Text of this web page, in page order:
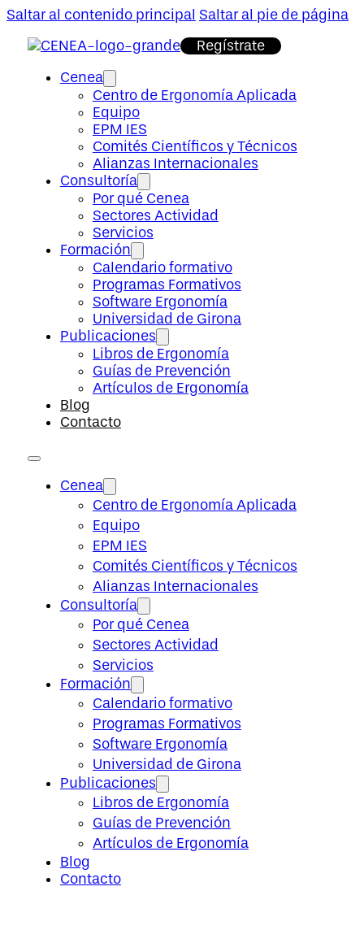
Saltar al contenido principal Saltar al pie de página
Regístrate
Cenea
Centro de Ergonomía Aplicada
Equipo
EPM IES
Comités Científicos y Técnicos
Alianzas Internacionales
Consultoría
Por qué Cenea
Sectores Actividad
Servicios
Formación
Calendario formativo
Programas Formativos
Software Ergonomía
Universidad de Girona
Publicaciones
Libros de Ergonomía
Guías de Prevención
Artículos de Ergonomía
Blog
Contacto
Cenea
Centro de Ergonomía Aplicada
Equipo
EPM IES
Comités Científicos y Técnicos
Alianzas Internacionales
Consultoría
Por qué Cenea
Sectores Actividad
Servicios
Formación
Calendario formativo
Programas Formativos
Software Ergonomía
Universidad de Girona
Publicaciones
Libros de Ergonomía
Guías de Prevención
Artículos de Ergonomía
Blog
Contacto